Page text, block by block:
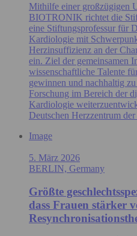
Mithilfe einer großzügigen
BIOTRONIK richtet die
eine Stiftungsprofessur für
Kardiologie mit
Herzinsuffizienz an der
ein. Ziel der gemeinsamen
wissenschaftliche Talente
gewinnen und nachhaltig
Forschung im Bereich der
Kardiologie
Deutschen Herzzentrum
Image
5. März 2026
BERLIN, Germany
Größte
dass Frauen stärker